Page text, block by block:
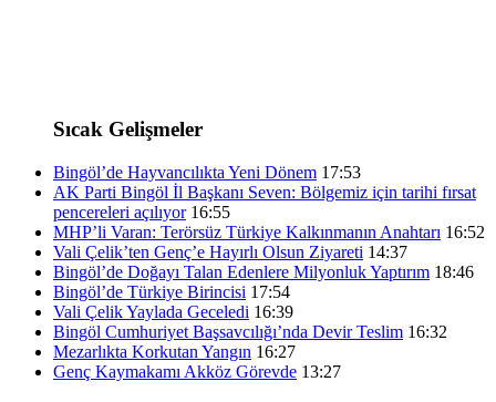
Sıcak Gelişmeler
Bingöl’de Hayvancılıkta Yeni Dönem 17:53
AK Parti Bingöl İl Başkanı Seven: Bölgemiz için tarihi fırsat
pencereleri açılıyor 16:55
MHP’li Varan: Terörsüz Türkiye Kalkınmanın Anahtarı 16:52
Vali Çelik’ten Genç’e Hayırlı Olsun Ziyareti 14:37
Bingöl’de Doğayı Talan Edenlere Milyonluk Yaptırım 18:46
Bingöl’de Türkiye Birincisi 17:54
Vali Çelik Yaylada Geceledi 16:39
Bingöl Cumhuriyet Başsavcılığı’nda Devir Teslim 16:32
Mezarlıkta Korkutan Yangın 16:27
Genç Kaymakamı Akköz Görevde 13:27